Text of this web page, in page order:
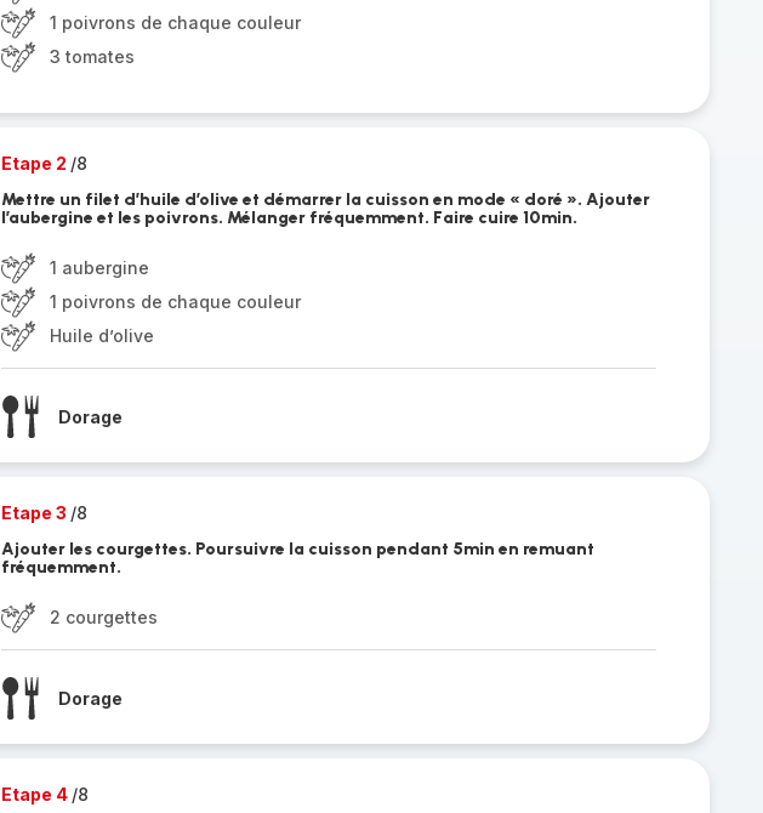
1 poivrons de chaque couleur
3 tomates
Etape 2 /8
Mettre un filet d’huile d’olive et démarrer la cuisson en mode « doré ». Ajouter
l’aubergine et les poivrons. Mélanger fréquemment. Faire cuire 10min.
1 aubergine
1 poivrons de chaque couleur
Huile d’olive
Dorage
Etape 3 /8
Ajouter les courgettes. Poursuivre la cuisson pendant 5min en remuant
fréquemment.
2 courgettes
Dorage
Etape 4 /8